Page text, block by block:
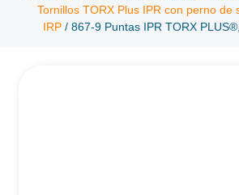
Tornillos TORX Plus IPR con perno de
IRP / 867-9 Puntas IPR TORX